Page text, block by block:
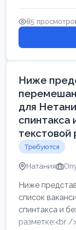
Разнорабочий
85
Ниже
для
спинтакса
текстовой
Требуются
Натания
Ниже
список
спинтакса и
разметке:<br /